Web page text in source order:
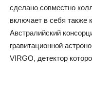
сделано совместно
включает в себя также
Австралийский
гравитационной
VIRGO, детектор